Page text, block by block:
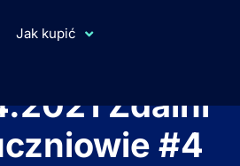
Jak kupić
Zdalni
#4